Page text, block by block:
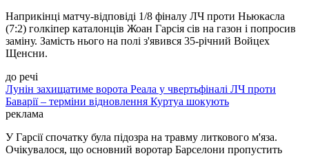
Наприкінці матчу-відповіді 1/8 фіналу ЛЧ проти Ньюкасла
(7:2) голкіпер каталонців Жоан Гарсія сів на газон і попросив
заміну. Замість нього на полі з'явився 35-річний Войцех
Щенсни.
до речі
Лунін захищатиме ворота Реала у чвертьфіналі ЛЧ проти
Баварії – терміни відновлення Куртуа шокують
реклама
У Гарсії спочатку була підозра на травму литкового м'яза.
Очікувалося, що основний воротар Барселони пропустить